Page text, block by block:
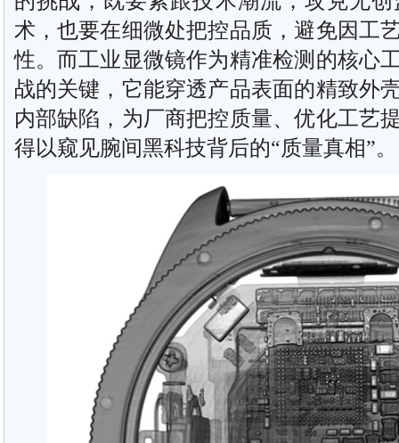
术，也要在细微处把控品质，避免因工
性。而工业显微镜作为精准检测的核心
战的关键，它能穿透产品表面的精致外
内部缺陷，为厂商把控质量、优化工艺
得以窥见腕间黑科技背后的“质量真相”。